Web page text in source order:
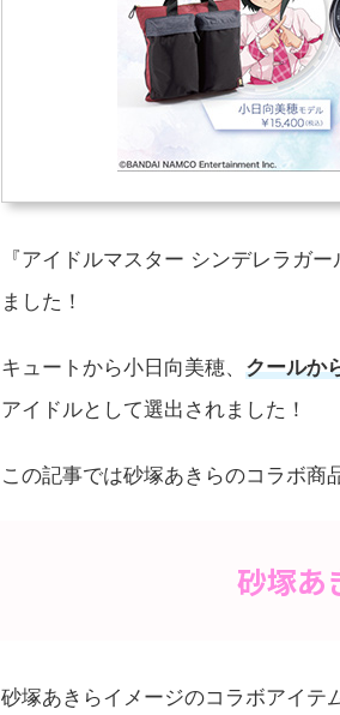
『アイドルマスター シンデレラガ
ました！
キュートから小日向美穂、 クールか
アイドルとして選出されました！
この記事では砂塚あきらのコラボ商
砂塚あ
砂塚あきらイメージのコラボアイテ